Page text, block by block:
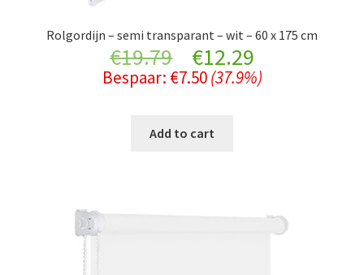
Rolgordijn – semi transparant – wit – 60 x 175 cm
€19.79
Original
price
was:
€12.29Current
price
Bespaar: €7.50 (37.9%)
Add to cart